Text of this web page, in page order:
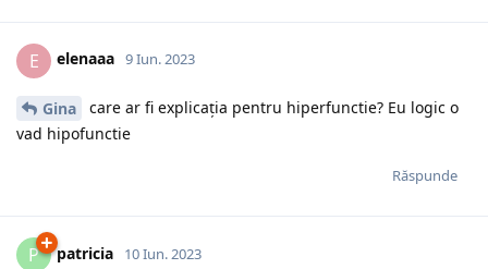
E elenaaa 9 Iun. 2023
Gina
care ar fi explicația pentru hiperfunctie? Eu logic o
vad hipofunctie
Răspunde
P patricia 10 Iun. 2023